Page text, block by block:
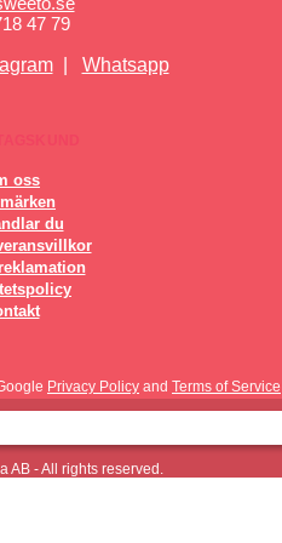
47 79
| Whatsapp
oss
du
Privacy Policy and Terms of Service
AB - All rights reserved.